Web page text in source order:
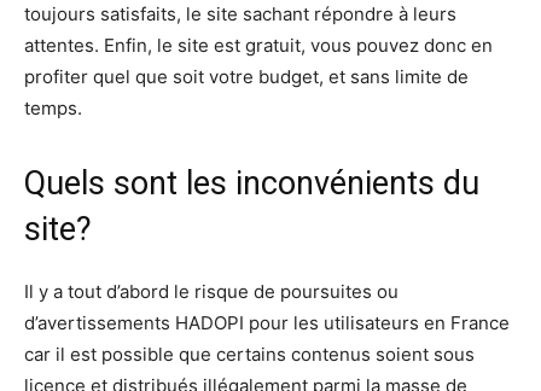
toujours satisfaits, le site sachant répondre à leurs
attentes. Enfin, le site est gratuit, vous pouvez donc en
profiter quel que soit votre budget, et sans limite de
temps.
Quels sont les inconvénients du
site?
Il y a tout d’abord le risque de poursuites ou
d’avertissements HADOPI pour les utilisateurs en France
car il est possible que certains contenus soient sous
licence et distribués illégalement parmi la masse de